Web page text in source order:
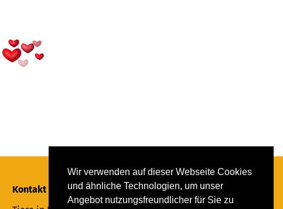
Wir verwenden auf dieser Webseite Cookies
und ähnliche Technologien, um unser
Angebot nutzungsfreundlicher für Sie zu
Kontakt